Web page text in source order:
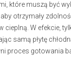
które muszą być
otrzymały
cieplną. W efekcie,
samą płytę
proces gotowania